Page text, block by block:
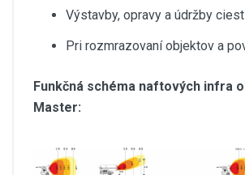
Výstavby, opravy a údržby
Pri rozmrazovaní objektov a
Funkčná schéma naftových infra
Master: